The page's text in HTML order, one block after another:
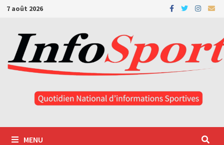
Passer
contenu
7 août 2026
MENU